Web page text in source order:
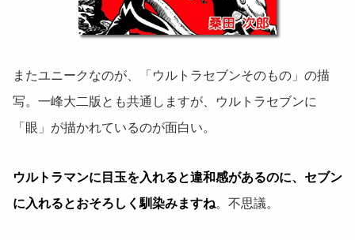
またユニークなのが、「ウルトラセブンそのもの」の描
写。一峰大二版とも共通しますが、ウルトラセブンに
「眼」が描かれているのが面白い。
ウルトラマンに目玉を入れると違和感があるのに、セブン
に入れるとおそろしく馴染みますね。不思議。